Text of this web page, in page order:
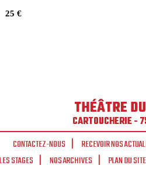
25 €
THÉÂTRE
CARTOUCHERIE -
CONTACTEZ-NOUS
RECEVOIR NOS
LES STAGES
NOS ARCHIVES PLAN DU SITE